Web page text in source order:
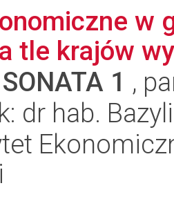
w
tle krajów
SONATA 1 ,
dr hab.